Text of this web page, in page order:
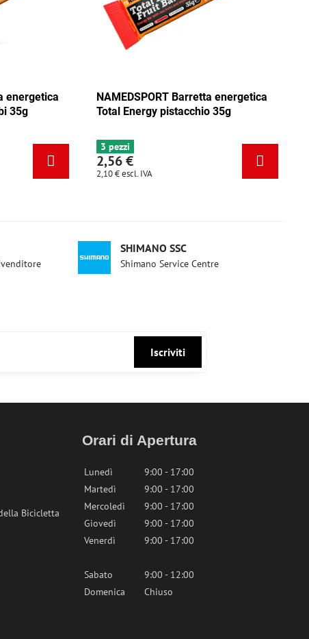
NAMEDSPORT Barretta energetica
Total Energy mix Caraibi 35g
6+ pezzi
2,56 €
escl. IVA
3 pezzi
2,56 €
SHIMANO SSC
Shimano Service Centre
Iscriviti
Bicicletta
Orari di Apertura
Lunedì
9:00 - 17:00
Martedì
9:00 - 17:00
Mercoledì
9:00 - 17:00
Giovedì
9:00 - 17:00
Venerdì
9:00 - 17:00
Sabato
9:00 - 12:00
Domenica
Chiuso